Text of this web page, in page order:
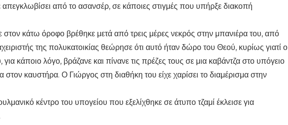
απεγκλωβίσει από το ασανσέρ, σε κάποιες στιγμές που υπήρξε διακοπή
κάτω όροφο βρέθηκε μετά από τρεις μέρες νεκρός στην μπανιέρα του, από
της πολυκατοικίας θεώρησε ότι αυτό ήταν δώρο του Θεού, κυρίως γιατί ο
για κάποιο λόγο, βράζανε και πίνανε τις πρέζες τους σε μια καβάντζα στο υπόγειο
στον καυστήρα. Ο Γιώργος στη διαθήκη του είχε χαρίσει το διαμέρισμα στην
κέντρο του υπογείου που εξελίχθηκε σε άτυπο τζαμί έκλεισε για